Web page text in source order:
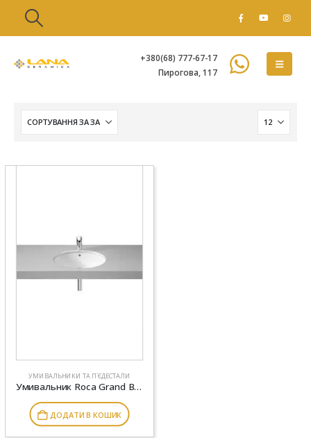
+380(68) 777-67-17
Пирогова, 117
УМИВАЛЬНИКИ ТА П`ЄДЕСТАЛИ
Умивальник Roca Grand Berna 620х390 мм, що вбудовується знизу A327899000
ДОДАТИ В КОШИК